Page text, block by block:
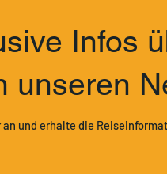
Infos
unseren
und erhalte die